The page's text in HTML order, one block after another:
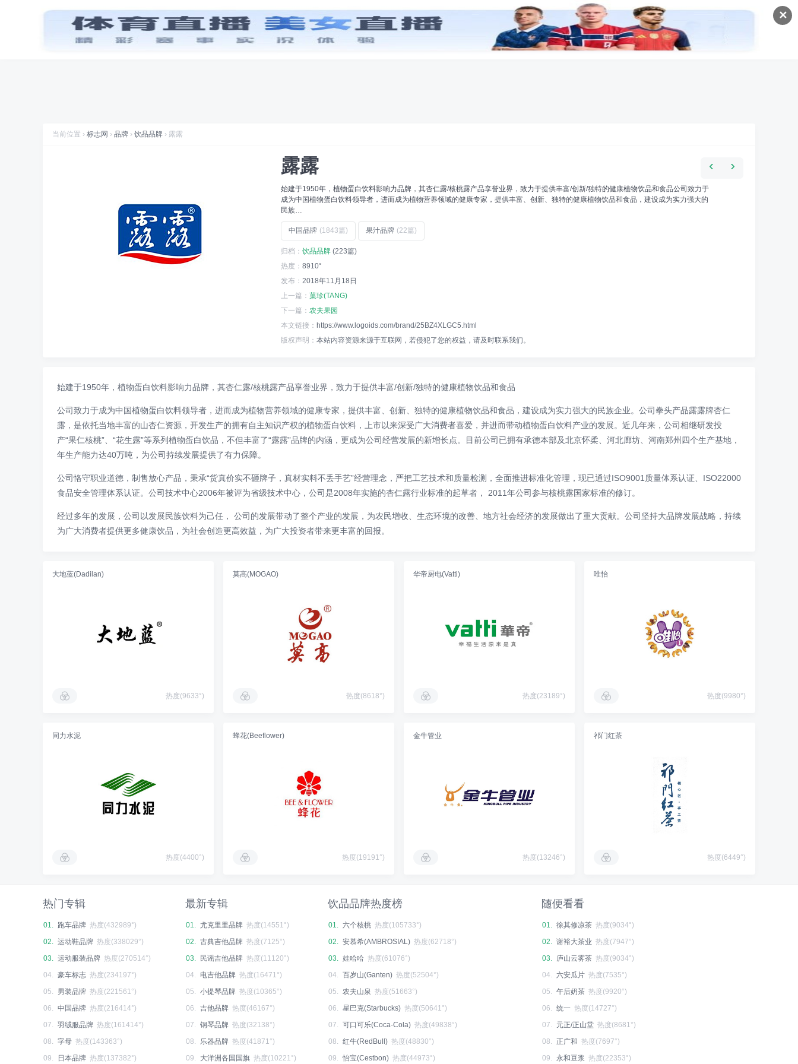
✕
首页 品牌 创意 字体 工具
推荐专辑 触摸一体机品牌 (17) 相机品牌 (10) 生发剂品牌
标志网WAP版已上线，手机也能访问
标志网，世界知名品牌标志大全
当前位置 › 标志网 › 品牌 › 饮品品牌 › 露露
露露
始建于1950年，植物蛋白饮料影响力品牌，其杏仁露/核桃露产品享誉业界，致力于提供丰富/创新/独特的健康植物饮品和食品公司致力于
成为中国植物蛋白饮料领导者，进而成为植物营养领域的健康专家，提供丰富、创新、独特的健康植物饮品和食品，建设成为实力强大的
民族…
中国品牌 (1843篇) 果汁品牌 (22篇)
归档： 饮品品牌 (223篇)
热度： 8910°
发布： 2018年11月18日
上一篇： 菓珍(TANG)
下一篇： 农夫果园
本文链接： https://www.logoids.com/brand/25BZ4XLGC5.html
版权声明： 本站内容资源来源于互联网，若侵犯了您的权益，请及时联系我们。
‹ ›
始建于1950年，植物蛋白饮料影响力品牌，其杏仁露/核桃露产品享誉业界，致力于提供丰富/创新/独特的健康植物饮品和食品
公司致力于成为中国植物蛋白饮料领导者，进而成为植物营养领域的健康专家，提供丰富、创新、独特的健康植物饮品和食品，建设成为实力强大的民族企业。公司拳头产品露露牌杏仁
露，是依托当地丰富的山杏仁资源，开发生产的拥有自主知识产权的植物蛋白饮料，上市以来深受广大消费者喜爱，并进而带动植物蛋白饮料产业的发展。近几年来，公司相继研发投
产“果仁核桃”、“花生露”等系列植物蛋白饮品，不但丰富了“露露”品牌的内涵，更成为公司经营发展的新增长点。目前公司已拥有承德本部及北京怀柔、河北廊坊、河南郑州四个生产基地，
年生产能力达40万吨，为公司持续发展提供了有力保障。
公司恪守职业道德，制售放心产品，秉承“货真价实不砸牌子，真材实料不丢手艺”经营理念，严把工艺技术和质量检测，全面推进标准化管理，现已通过ISO9001质量体系认证、ISO22000
食品安全管理体系认证。公司技术中心2006年被评为省级技术中心，公司是2008年实施的杏仁露行业标准的起草者， 2011年公司参与核桃露国家标准的修订。
经过多年的发展，公司以发展民族饮料为己任， 公司的发展带动了整个产业的发展，为农民增收、生态环境的改善、地方社会经济的发展做出了重大贡献。公司坚持大品牌发展战略，持续
为广大消费者提供更多健康饮品，为社会创造更高效益，为广大投资者带来更丰富的回报。
大地蓝(Dadilan)
热度(9633°)
莫高(MOGAO)
热度(8618°)
华帝厨电(Vatti)
热度(23189°)
唯怡
热度(9980°)
同力水泥
热度(4400°)
蜂花(Beeflower)
热度(19191°)
金牛管业
热度(13246°)
祁门红茶
热度(6449°)
热门专辑
01. 跑车品牌 热度(432989°)
02. 运动鞋品牌 热度(338029°)
03. 运动服装品牌 热度(270514°)
04. 豪车标志 热度(234197°)
05.
男装品牌 热度(221561°)
06. 中国品牌 热度(216414°)
07. 羽绒服品牌 热度(161414°)
08. 字母 热度(143363°)
09.
日本品牌 热度(137382°)
最新专辑
01. 尤克里里品牌 热度(14551°)
02. 古典吉他品牌 热度(7125°)
03.
民谣吉他品牌 热度(11120°)
04.
电吉他品牌 热度(16471°)
05. 小提琴品牌 热度(10365°)
06. 吉他品牌 热度(46167°)
07. 钢琴品牌 热度(32138°)
08.
乐器品牌 热度(41871°)
09.
大洋洲各国国旗 热度(10221°)
饮品品牌热度榜
01. 六个核桃 热度(105733°)
02. 安慕希(AMBROSIAL) 热度(62718°)
03. 娃哈哈 热度(61076°)
04. 百岁山(Ganten) 热度(52504°)
05. 农夫山泉 热度(51663°)
06. 星巴克(Starbucks) 热度(50641°)
07. 可口可乐(Coca-Cola) 热度(49838°)
08. 红牛(RedBull) 热度(48830°)
09. 怡宝(Cestbon) 热度(44973°)
随便看看
01. 徐其修凉茶 热度(9034°)
02. 谢裕大茶业 热度(7947°)
03. 庐山云雾茶 热度(9034°)
04. 六安瓜片 热度(7535°)
05. 午后奶茶 热度(9920°)
06. 统一 热度(14727°)
07.
元正/正山堂 热度(8681°)
08. 正广和 热度(7697°)
09.
永和豆浆 热度(22353°)